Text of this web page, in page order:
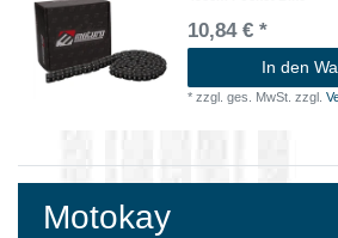
10,84 € *
In den
*zzgl. ges. MwSt. zzgl.
Motokay